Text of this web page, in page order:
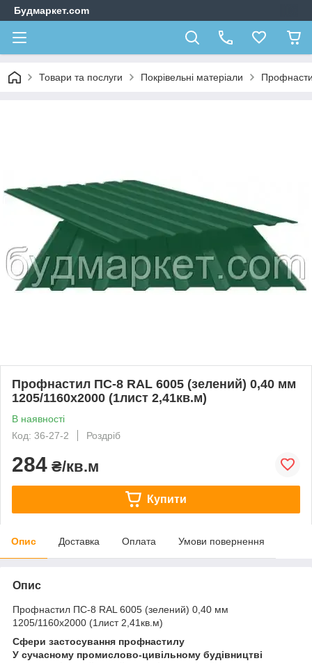
Будмаркет.com
Товари та послуги Покрівельні матеріали
Профнастил ПС-8 RAL 6005 (зелений) 0,40 мм
1205/1160х2000 (1лист 2,41кв.м)
В наявності
Код: 36-27-2
Роздріб
284 ₴/кв.м
Купити
Опис Доставка Оплата Умови повернення
Опис
Профнастил ПС-8 RAL 6005 (зелений) 0,40 мм
1205/1160х2000 (1лист 2,41кв.м)
Сфери застосування профнастилу
У сучасному промислово-цивільному будівництві